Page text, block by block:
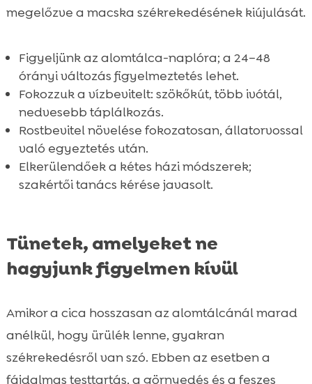
megelőzve a macska székrekedésének kiújulását.
Figyeljünk az alomtálca-naplóra; a 24–48
órányi változás figyelmeztetés lehet.
Fokozzuk a vízbevitelt: szökőkút, több ivótál,
nedvesebb táplálkozás.
Rostbevitel növelése fokozatosan, állatorvossal
való egyeztetés után.
Elkerülendőek a kétes házi módszerek;
szakértői tanács kérése javasolt.
Tünetek, amelyeket ne
hagyjunk figyelmen kívül
Amikor a cica hosszasan az alomtálcánál marad
anélkül, hogy ürülék lenne, gyakran
székrekedésről van szó. Ebben az esetben a
fájdalmas testtartás, a görnyedés és a feszes